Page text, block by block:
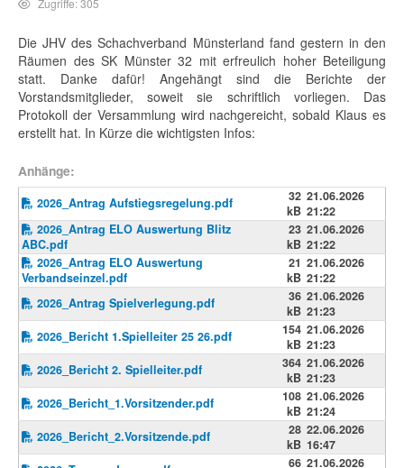
Zugriffe: 305
Die JHV des Schachverband Münsterland fand gestern in den
Räumen des SK Münster 32 mit erfreulich hoher Beteiligung
statt. Danke dafür! Angehängt sind die Berichte der
Vorstandsmitglieder, soweit sie schriftlich vorliegen. Das
Protokoll der Versammlung wird nachgereicht, sobald Klaus es
erstellt hat. In Kürze die wichtigsten Infos:
Anhänge:
2026_Antrag Aufstiegsregelung.pdf
32
kB
21.06.2026
21:22
2026_Antrag ELO Auswertung Blitz
ABC.pdf
23
kB
21.06.2026
21:22
2026_Antrag ELO Auswertung
Verbandseinzel.pdf
21
kB
21.06.2026
21:22
2026_Antrag Spielverlegung.pdf
36
kB
21.06.2026
21:23
2026_Bericht 1.Spielleiter 25 26.pdf
154
kB
21.06.2026
21:23
2026_Bericht 2. Spielleiter.pdf
364
kB
21.06.2026
21:23
2026_Bericht_1.Vorsitzender.pdf
108
kB
21.06.2026
21:24
2026_Bericht_2.Vorsitzende.pdf
28
kB
22.06.2026
16:47
66 21.06.2026